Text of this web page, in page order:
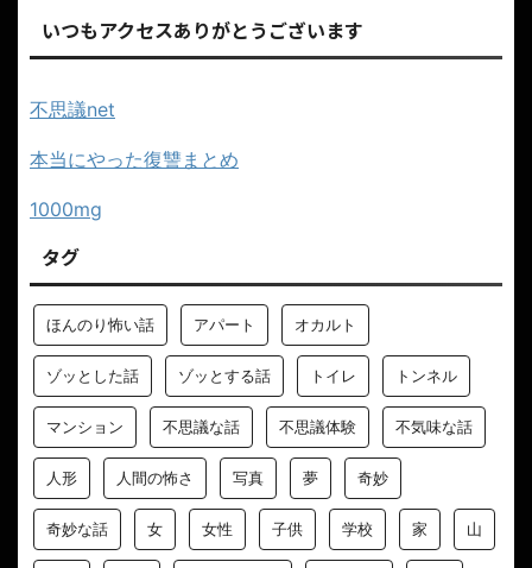
いつもアクセスありがとうございます
不思議net
本当にやった復讐まとめ
1000mg
タグ
ほんのり怖い話 アパート オカルト
ゾッとした話 ゾッとする話 トイレ トンネル
マンション 不思議な話 不思議体験 不気味な話
人形 人間の怖さ 写真 夢 奇妙
奇妙な話 女 女性 子供 学校 家 山